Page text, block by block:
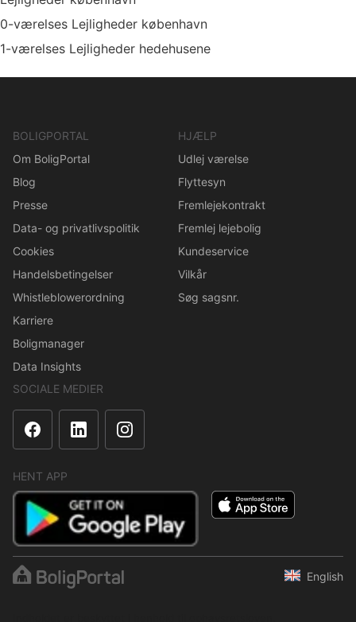
0-værelses Lejligheder københavn
1-værelses Lejligheder hedehusene
BOLIGPORTAL
Om BoligPortal
Blog
Presse
Data- og privatlivspolitik
Cookies
Handelsbetingelser
Whistleblowerordning
Karriere
Boligmanager
Data Insights
HJÆLP
Udlej værelse
Flyttesyn
Fremlejekontrakt
Fremlej lejebolig
Kundeservice
Vilkår
Søg sagsnr.
SOCIALE MEDIER
HENT APP
English